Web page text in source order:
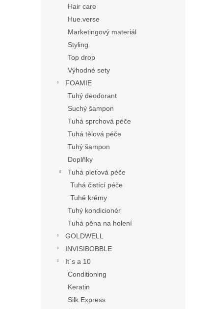
Hair care
Hue.verse
Marketingový materiál
Styling
Top drop
Výhodné sety
FOAMIE
Tuhý deodorant
Suchý šampon
Tuhá sprchová péče
Tuhá tělová péče
Tuhý šampon
Doplňky
Tuhá pleťová péče
Tuhá čistící péče
Tuhé krémy
Tuhý kondicionér
Tuhá pěna na holení
GOLDWELL
INVISIBOBBLE
It´s a 10
Conditioning
Keratin
Silk Express